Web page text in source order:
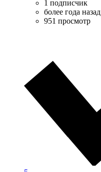
1 подписчик
более года назад
951 просмотр